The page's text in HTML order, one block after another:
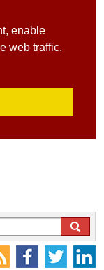
enable
web traffic.